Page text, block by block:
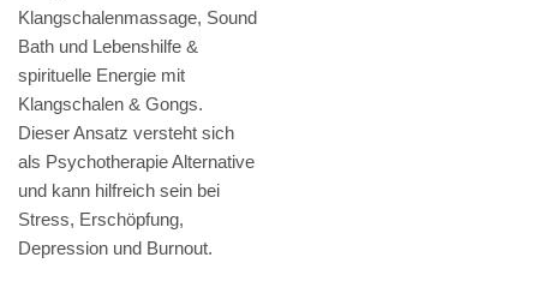
Klangschalenmassage, Sound
Bath und Lebenshilfe &
spirituelle Energie mit
Klangschalen & Gongs.
Dieser Ansatz versteht sich
als Psychotherapie Alternative
und kann hilfreich sein bei
Stress, Erschöpfung,
Depression und Burnout.